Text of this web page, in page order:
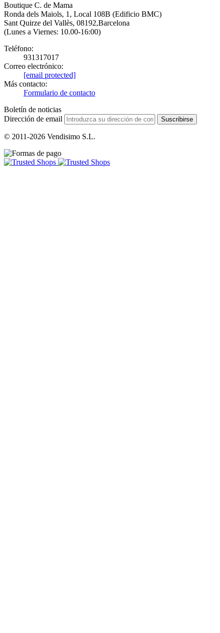
Boutique C. de Mama
Ronda dels Maiols, 1, Local 108B (Edificio BMC)
Sant Quirze del Vallès, 08192,Barcelona
(Lunes a Viernes: 10.00-16:00)
Teléfono:
931317017
Correo electrónico:
[email protected]
Más contacto:
Formulario de contacto
Boletín de noticias
Dirección de email
Suscribirse
© 2011-2026 Vendisimo S.L.